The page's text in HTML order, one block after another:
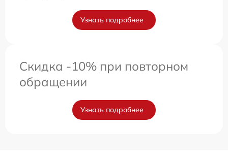
Узнать подробнее
Скидка -10% при повторном
обращении
Узнать подробнее